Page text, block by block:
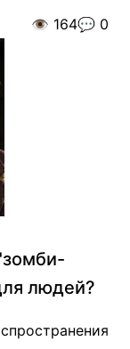
👁️ 164💬 0
людей?